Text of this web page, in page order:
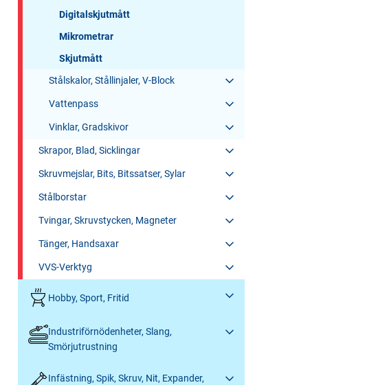
Digitalskjutmått
Mikrometrar
Skjutmått
Stålskalor, Stållinjaler, V-Block
Vattenpass
Vinklar, Gradskivor
Skrapor, Blad, Sicklingar
Skruvmejslar, Bits, Bitssatser, Sylar
Stålborstar
Tvingar, Skruvstycken, Magneter
Tänger, Handsaxar
VVS-Verktyg
Hobby, Sport, Fritid
Industriförnödenheter, Slang,
Smörjutrustning
Infästning, Spik, Skruv, Nit, Expander,